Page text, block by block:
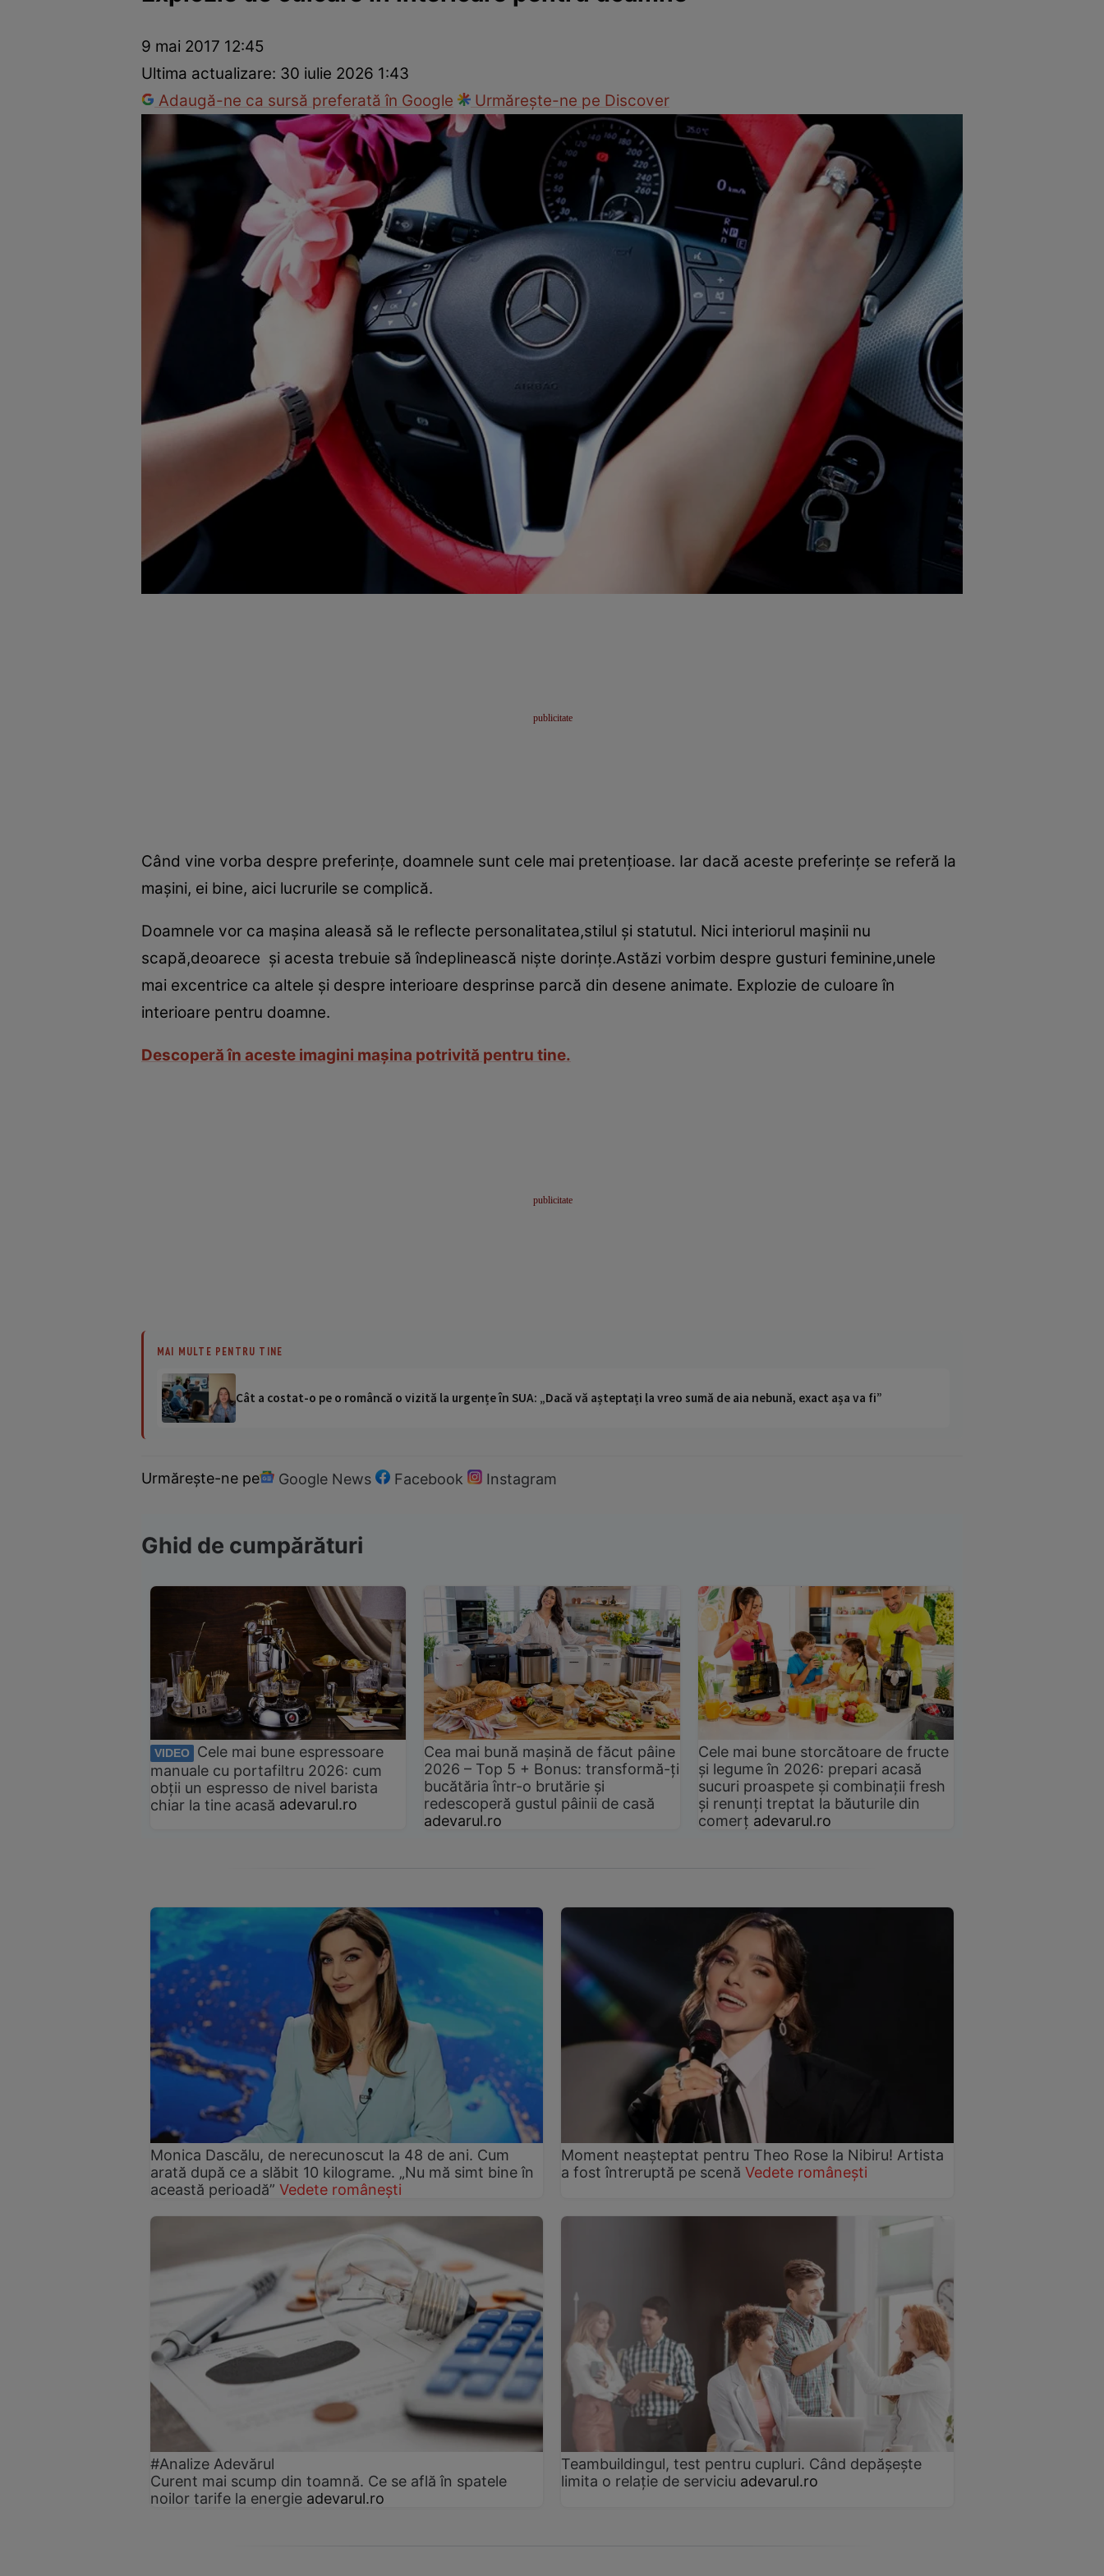
Dezvoltare personalăÎngrijire personală
9 mai 2017 12:45
Ultima actualizare: 30 iulie 2026 1:43
Adaugă-ne ca sursă preferată în Google
Urmărește-ne pe Discover
Când vine vorba despre preferinţe, doamnele sunt cele mai pretenţioase. Iar dacă aceste preferinţe se referă la
maşini, ei bine, aici lucrurile se complică.
Doamnele vor ca maşina aleasă să le reflecte personalitatea,stilul şi statutul. Nici interiorul maşinii nu
scapă,deoarece şi acesta trebuie să îndeplinească nişte dorinţe.Astăzi vorbim despre gusturi feminine,unele
mai excentrice ca altele şi despre interioare desprinse parcă din desene animate. Explozie de culoare în
interioare pentru doamne.
Descoperă în aceste imagini maşina potrivită pentru tine.
MAI MULTE PENTRU TINE
Cât a costat-o pe o româncă o vizită la urgențe în SUA: „Dacă vă așteptați la vreo sumă de aia nebună, exact așa va fi”
Urmărește-ne pe Google News Facebook Instagram
Ghid de cumpărături
VIDEO
Cele mai bune espressoare
manuale cu portafiltru 2026: cum
obții un espresso de nivel barista
chiar la tine acasă adevarul.ro
Cea mai bună mașină de făcut pâine
2026 – Top 5 + Bonus: transformă-ți
bucătăria într-o brutărie și
redescoperă gustul pâinii de casă
adevarul.ro
Cele mai bune storcătoare de fructe
și legume în 2026: prepari acasă
sucuri proaspete și combinații fresh
și renunți treptat la băuturile din
comerț adevarul.ro
Monica Dascălu, de nerecunoscut la 48 de ani. Cum
arată după ce a slăbit 10 kilograme. „Nu mă simt bine în
această perioadă” Vedete românești
Moment neașteptat pentru Theo Rose la Nibiru! Artista
a fost întreruptă pe scenă Vedete românești
#Analize Adevărul
Curent mai scump din toamnă. Ce se află în spatele
noilor tarife la energie adevarul.ro
Teambuildingul, test pentru cupluri. Când depășește
limita o relație de serviciu adevarul.ro